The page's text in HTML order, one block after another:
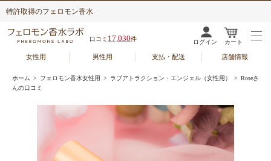
特許取得のフェロモン香水
口コミ 17,030件 ログイン カート
女性用 男性用 支払・配送 店舗情報
ホーム > フェロモン香水女性用 > ラブアトラクション・エンジェル（女性用）
> Roseさ
んの口コミ